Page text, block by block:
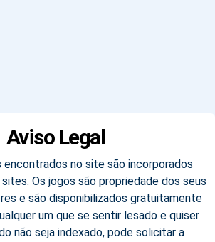
Aviso Legal
encontrados no site são incorporados
Os jogos são propriedade dos seus
e são disponibilizados gratuitamente
um que se sentir lesado e quiser
não seja indexado, pode solicitar a